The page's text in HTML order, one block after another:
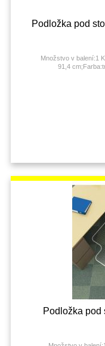
Podložka pod
Množstvo v balení:1
91,4
Podložka pod